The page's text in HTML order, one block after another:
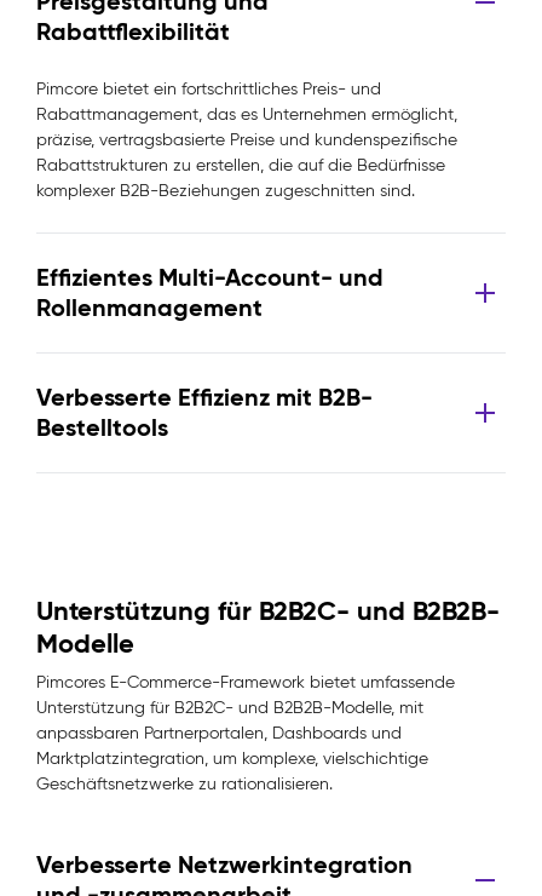
Rabattflexibilität
Pimcore bietet ein fortschrittliches Preis- und
Rabattmanagement, das es Unternehmen ermöglicht,
präzise, vertragsbasierte Preise und kundenspezifische
Rabattstrukturen zu erstellen, die auf die Bedürfnisse
komplexer B2B-Beziehungen zugeschnitten sind.
Effizientes Multi-Account- und
Rollenmanagement
Verbesserte Effizienz mit B2B-
Bestelltools
Unterstützung für B2B2C- und B2B2B-
Modelle
Pimcores E-Commerce-Framework bietet umfassende
Unterstützung für B2B2C- und B2B2B-Modelle, mit
anpassbaren Partnerportalen, Dashboards und
Marktplatzintegration, um komplexe, vielschichtige
Geschäftsnetzwerke zu rationalisieren.
Verbesserte Netzwerkintegration